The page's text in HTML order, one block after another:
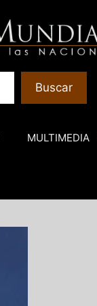
Buscar
MULTIMEDIA